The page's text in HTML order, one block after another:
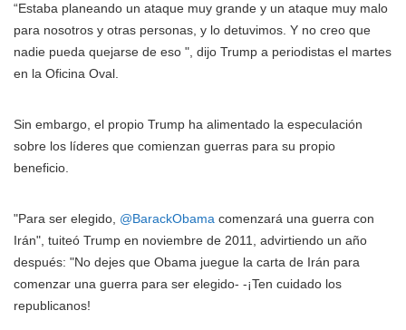
“Estaba planeando un ataque muy grande y un ataque muy malo
para nosotros y otras personas, y lo detuvimos. Y no creo que
nadie pueda quejarse de eso ", dijo Trump a periodistas el martes
en la Oficina Oval.
Sin embargo, el propio Trump ha alimentado la especulación
sobre los líderes que comienzan guerras para su propio
beneficio.
"Para ser elegido, @BarackObama comenzará una guerra con
Irán", tuiteó Trump en noviembre de 2011, advirtiendo un año
después: "No dejes que Obama juegue la carta de Irán para
comenzar una guerra para ser elegido- -¡Ten cuidado los
republicanos!